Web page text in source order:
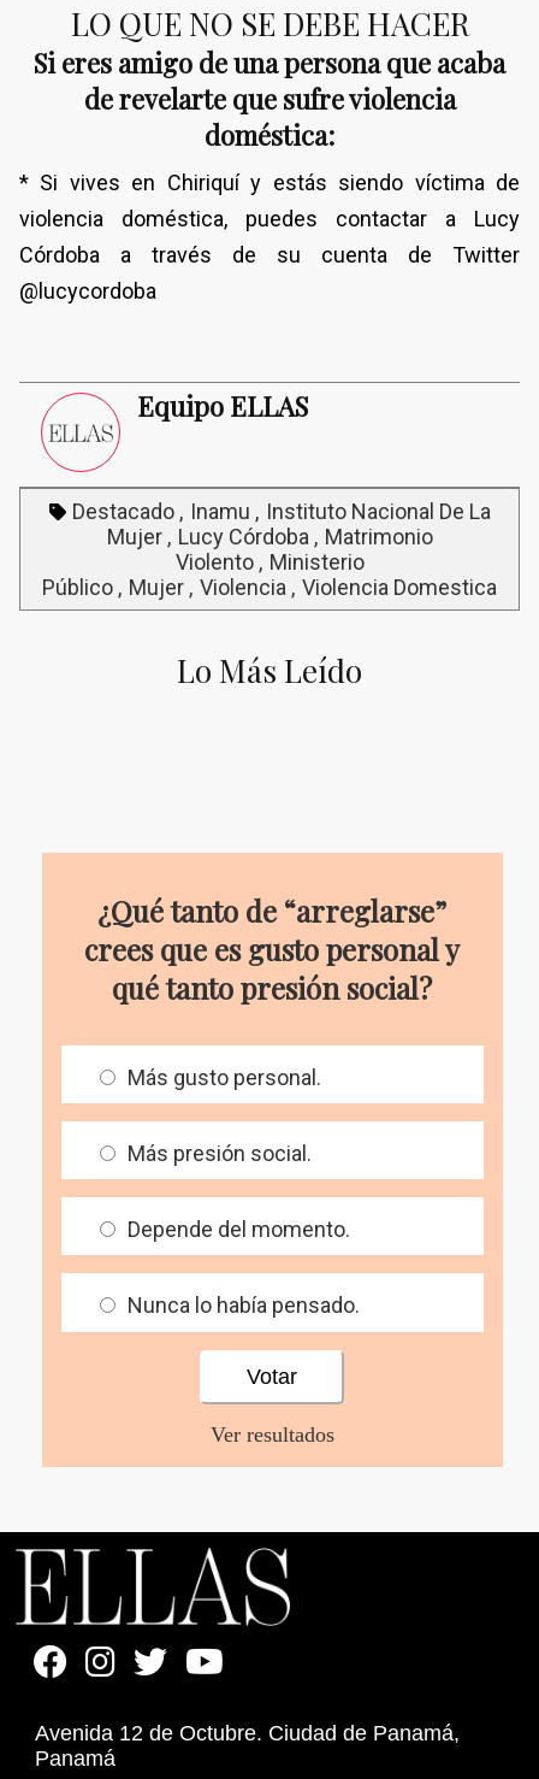
LO QUE NO SE DEBE HACER
Si eres amigo de una persona que acaba
de revelarte que sufre violencia
doméstica:
* Si vives en Chiriquí y estás siendo víctima de
violencia doméstica, puedes contactar a Lucy
Córdoba a través de su cuenta de Twitter
@lucycordoba
Equipo ELLAS
Destacado Inamu
Instituto Nacional De La
Mujer
Lucy Córdoba
Matrimonio
Violento
Ministerio
Público
Mujer Violencia Violencia Domestica
Lo Más Leído
¿Qué tanto de “arreglarse”
crees que es gusto personal y
qué tanto presión social?
Más gusto personal.
Más presión social.
Depende del momento.
Nunca lo había pensado.
Ver resultados
Avenida 12 de Octubre. Ciudad de Panamá,
Panamá